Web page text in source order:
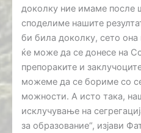
доколку ние имаме после
споделиме нашите
би била доколку, сето
ќе може да се донесе на
препораките и
можеме да се бориме со
можности. А исто така,
исклучување на
за образование“, изјави